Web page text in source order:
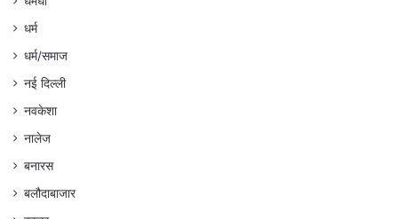
धर्म
धर्म/समाज
नई दिल्ली
नवकेशा
नालेज
बनारस
बलौदाबाजार